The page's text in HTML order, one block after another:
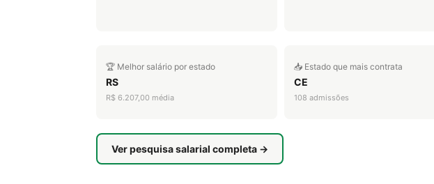
🏆 Melhor salário por estado
RS
R$ 6.207,00 média
📥 Estado que mais contrata
CE
108 admissões
Ver pesquisa salarial completa →